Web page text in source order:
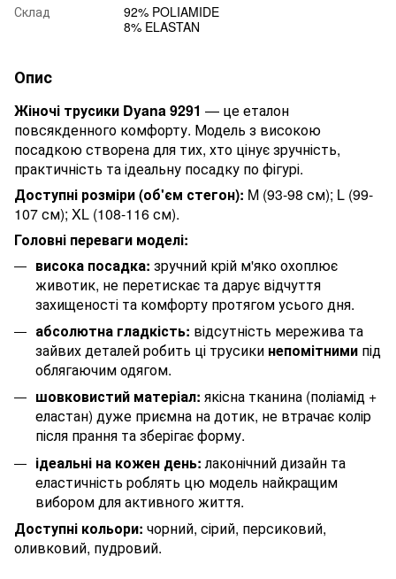
Склад
92% POLIAMIDE
8% ELASTAN
Опис
Жіночі трусики Dyana 9291 — це еталон
повсякденного комфорту. Модель з високою
посадкою створена для тих, хто цінує зручність,
практичність та ідеальну посадку по фігурі.
Доступні розміри (об'єм стегон): M (93-98 см); L (99-
107 см); XL (108-116 см).
Головні переваги моделі:
висока посадка: зручний крій м'яко охоплює
животик, не перетискає та дарує відчуття
захищеності та комфорту протягом усього дня.
абсолютна гладкість: відсутність мережива та
зайвих деталей робить ці трусики непомітними під
облягаючим одягом.
шовковистий матеріал: якісна тканина (поліамід +
еластан) дуже приємна на дотик, не втрачає колір
після прання та зберігає форму.
ідеальні на кожен день:лаконічний дизайн та
еластичність роблять цю модель найкращим
вибором для активного життя.
Доступні кольори: чорний, сірий, персиковий,
оливковий, пудровий.